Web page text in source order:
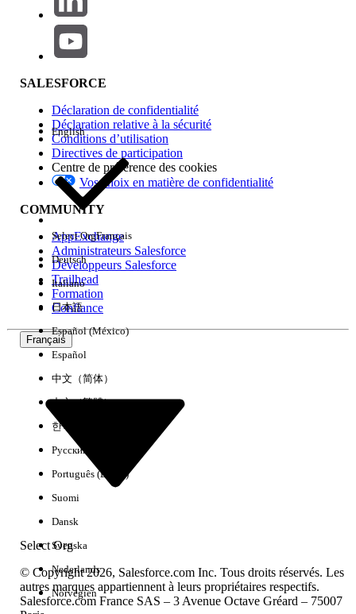
Impact des fonctionnalités
Edition
Expérience
Aucun résultat
SALESFORCE
Déclaration de confidentialité
Déclaration relative à la sécurité
Conditions d’utilisation
Directives de participation
Centre de préférence des cookies
Vos choix en matière de confidentialité
COMMUNITY
AppExchange
Administrateurs Salesforce
Développeurs Salesforce
Trailhead
Formation
Confiance
Français
Select Org
English
Select OrgFrançais
Deutsch
Italiano
日本語
Español (México)
Español
中文（简体）
中文（繁體）
한국어
Русский
Português (Brasil)
Suomi
Dansk
Svenska
Nederlands
Norvégien
© Copyright 2026, Salesforce.com Inc. Tous droits réservés. Les
autres marques appartiennent à leurs propriétaires respectifs.
Salesforce.com France SAS – 3 Avenue Octave Gréard – 75007